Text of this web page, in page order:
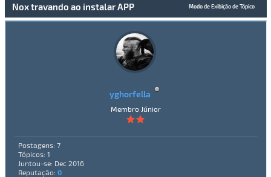
Modo de Exibição de Tópico
Nox travando ao instalar APP
yghorfella
Membro Júnior
Postagens: 7
Tópicos: 1
Juntou-se: Dec 2016
Reputação: 0